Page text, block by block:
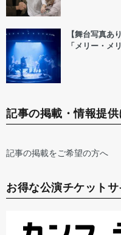
【舞台写真
「メリー・メ
記事の掲載・情報提
記事の掲載をご希望の方へ
お得な公演チケットサ